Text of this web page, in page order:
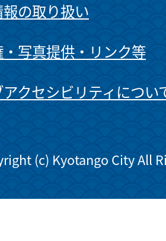
の取り扱い
写真提供・リンク等
アクセシビリティについ
(c) Kyotango City All